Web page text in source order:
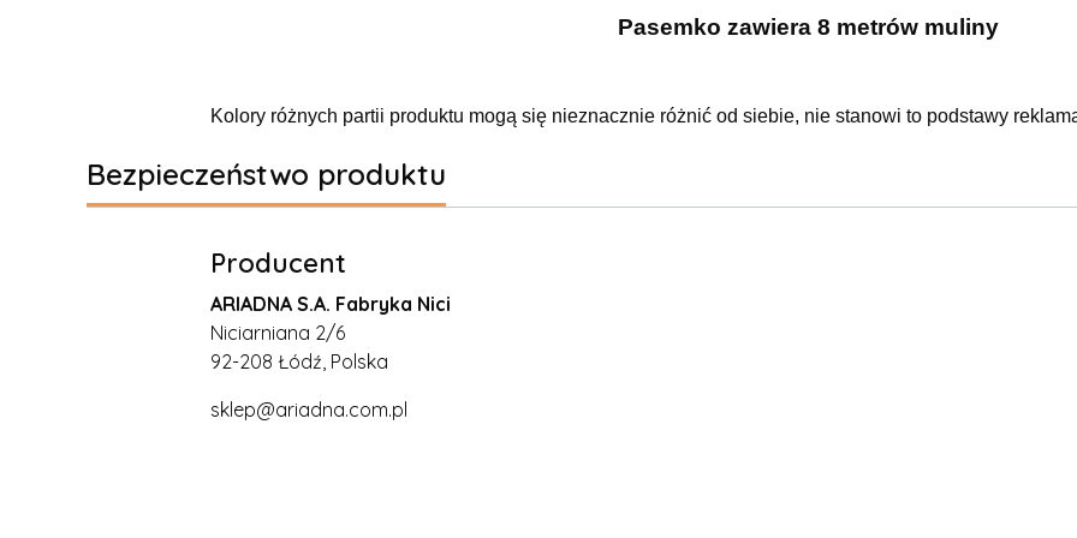
Pasemko zawiera 8 metrów muliny
Kolory różnych partii produktu mogą się nieznacznie różnić od siebie, nie stanowi to podstawy
Bezpieczeństwo produktu
Producent
ARIADNA S.A. Fabryka Nici
Niciarniana 2/6
92-208 Łódź, Polska
sklep@ariadna.com.pl